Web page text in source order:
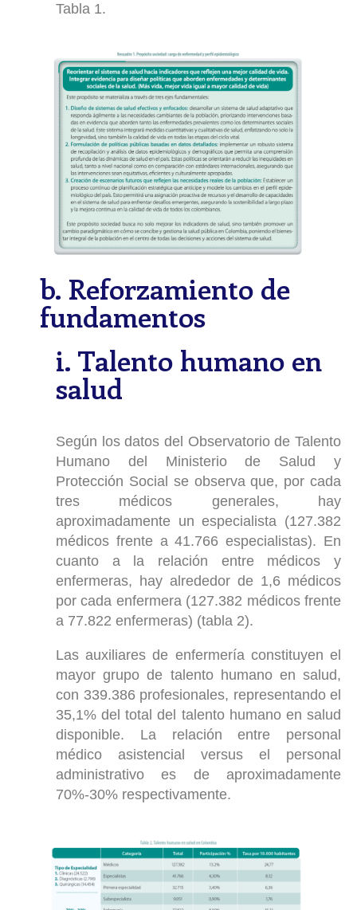
Tabla 1.
b. Reforzamiento de
fundamentos
i. Talento humano en
salud
Según los datos del Observatorio de Talento
Humano del Ministerio de Salud y
Protección Social se observa que, por cada
tres médicos generales, hay
aproximadamente un especialista (127.382
médicos frente a 41.766 especialistas). En
cuanto a la relación entre médicos y
enfermeras, hay alrededor de 1,6 médicos
por cada enfermera (127.382 médicos frente
a 77.822 enfermeras) (tabla 2).
Las auxiliares de enfermería constituyen el
mayor grupo de talento humano en salud,
con 339.386 profesionales, representando el
35,1% del total del talento humano en salud
disponible. La relación entre personal
médico asistencial versus el personal
administrativo es de aproximadamente
70%-30% respectivamente.